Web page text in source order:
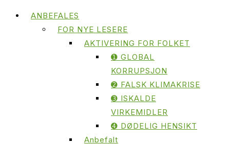
ANBEFALES
FOR NYE LESERE
AKTIVERING FOR FOLKET
➊ GLOBAL
KORRUPSJON
➋ FALSK KLIMAKRISE
➌ ISKALDE
VIRKEMIDLER
➍ DØDELIG HENSIKT
Anbefalt